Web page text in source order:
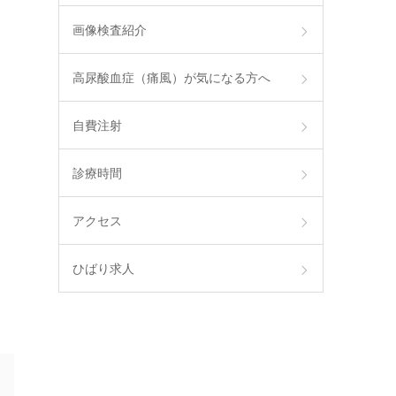
画像検査紹介
高尿酸血症（痛風）が気になる方へ
自費注射
診療時間
アクセス
ひばり求人